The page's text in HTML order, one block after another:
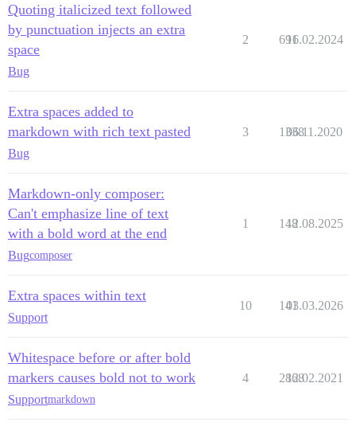
Quoting italicized text followed
by punctuation injects an extra
space
Bug
2 691
16.02.2024
Extra spaces added to
markdown with rich text pasted
Bug
3 1338
06.11.2020
Markdown-only composer:
Can't emphasize line of text
with a bold word at the end
Bugcomposer
1 148
12.08.2025
Extra spaces within text
Support
10 141
03.03.2026
Whitespace before or after bold
markers causes bold not to work
Supportmarkdown
4 2868
12.02.2021